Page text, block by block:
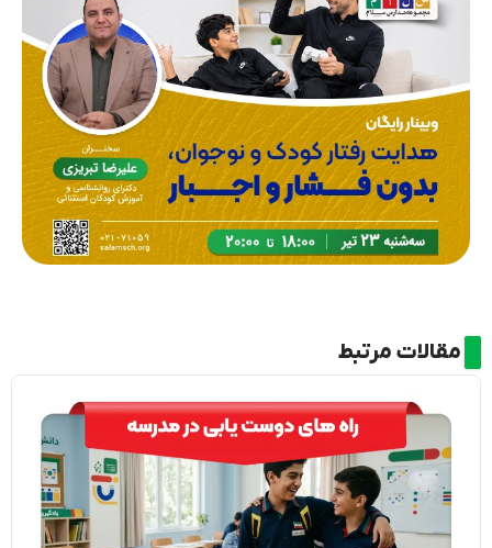
مقالات مرتبط